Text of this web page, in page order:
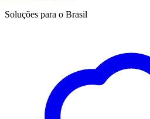
Soluções para o Brasil